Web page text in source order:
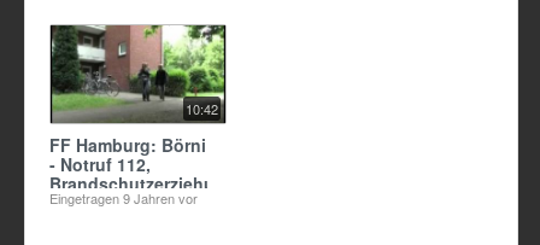
10:42
FF Hamburg: Börni
- Notruf 112,
Brandschutzerziehung
Eingetragen9 Jahren vor